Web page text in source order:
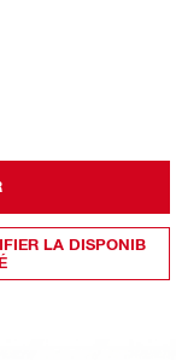
LA DISPONIB